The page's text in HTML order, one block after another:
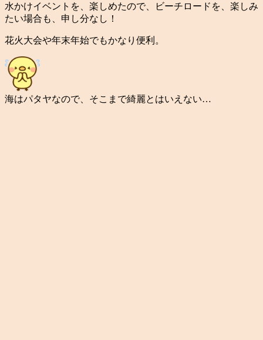
水かけイベントを、楽しめたので、ビーチロードを、楽しみ
たい場合も、申し分なし！
花火大会や年末年始でもかなり便利。
海はパタヤなので、そこまで綺麗とはいえない…